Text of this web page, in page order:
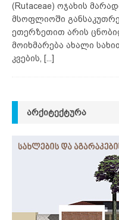
(Rutaceae) ოჯახის
მსოფლიოში
ეთერზეთით არის
მოიხმარება ახალი
კვების, [...]
ᲐᲠᲥᲘᲢᲔᲥᲢᲣᲠᲐ